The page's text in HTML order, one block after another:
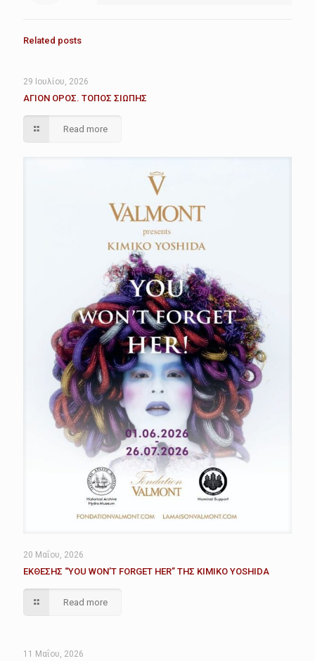
Related posts
29 Ιουλίου, 2026
ΑΓΙΟΝ ΟΡΟΣ. ΤΟΠΟΣ ΣΙΩΠΗΣ
Read more
20 Μαΐου, 2026
ΕΚΘΕΣΗΣ “YOU WON’T FORGET HER” ΤΗΣ KIMIKO YOSHIDA
Read more
11 Μαΐου, 2026